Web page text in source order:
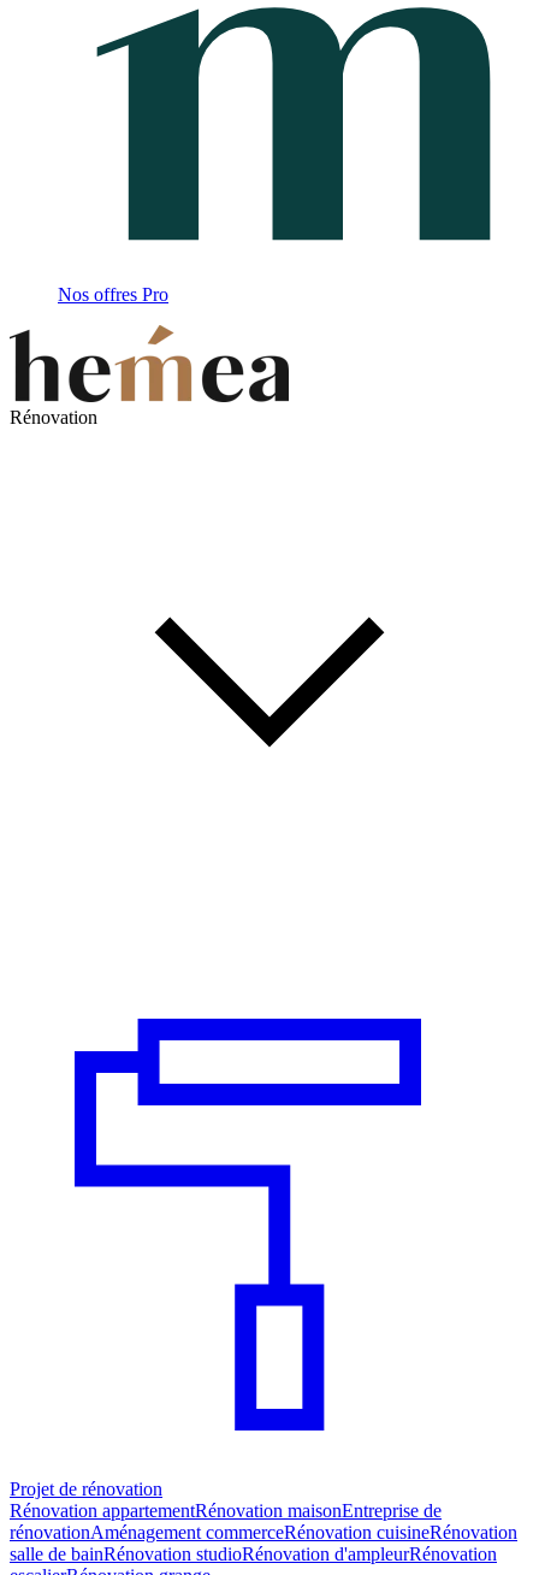
Nos offres Pro
Rénovation
Projet de rénovation
Rénovation appartementRénovation maisonEntreprise de
rénovationAménagement commerceRénovation cuisineRénovation
salle de bainRénovation studioRénovation d'ampleurRénovation